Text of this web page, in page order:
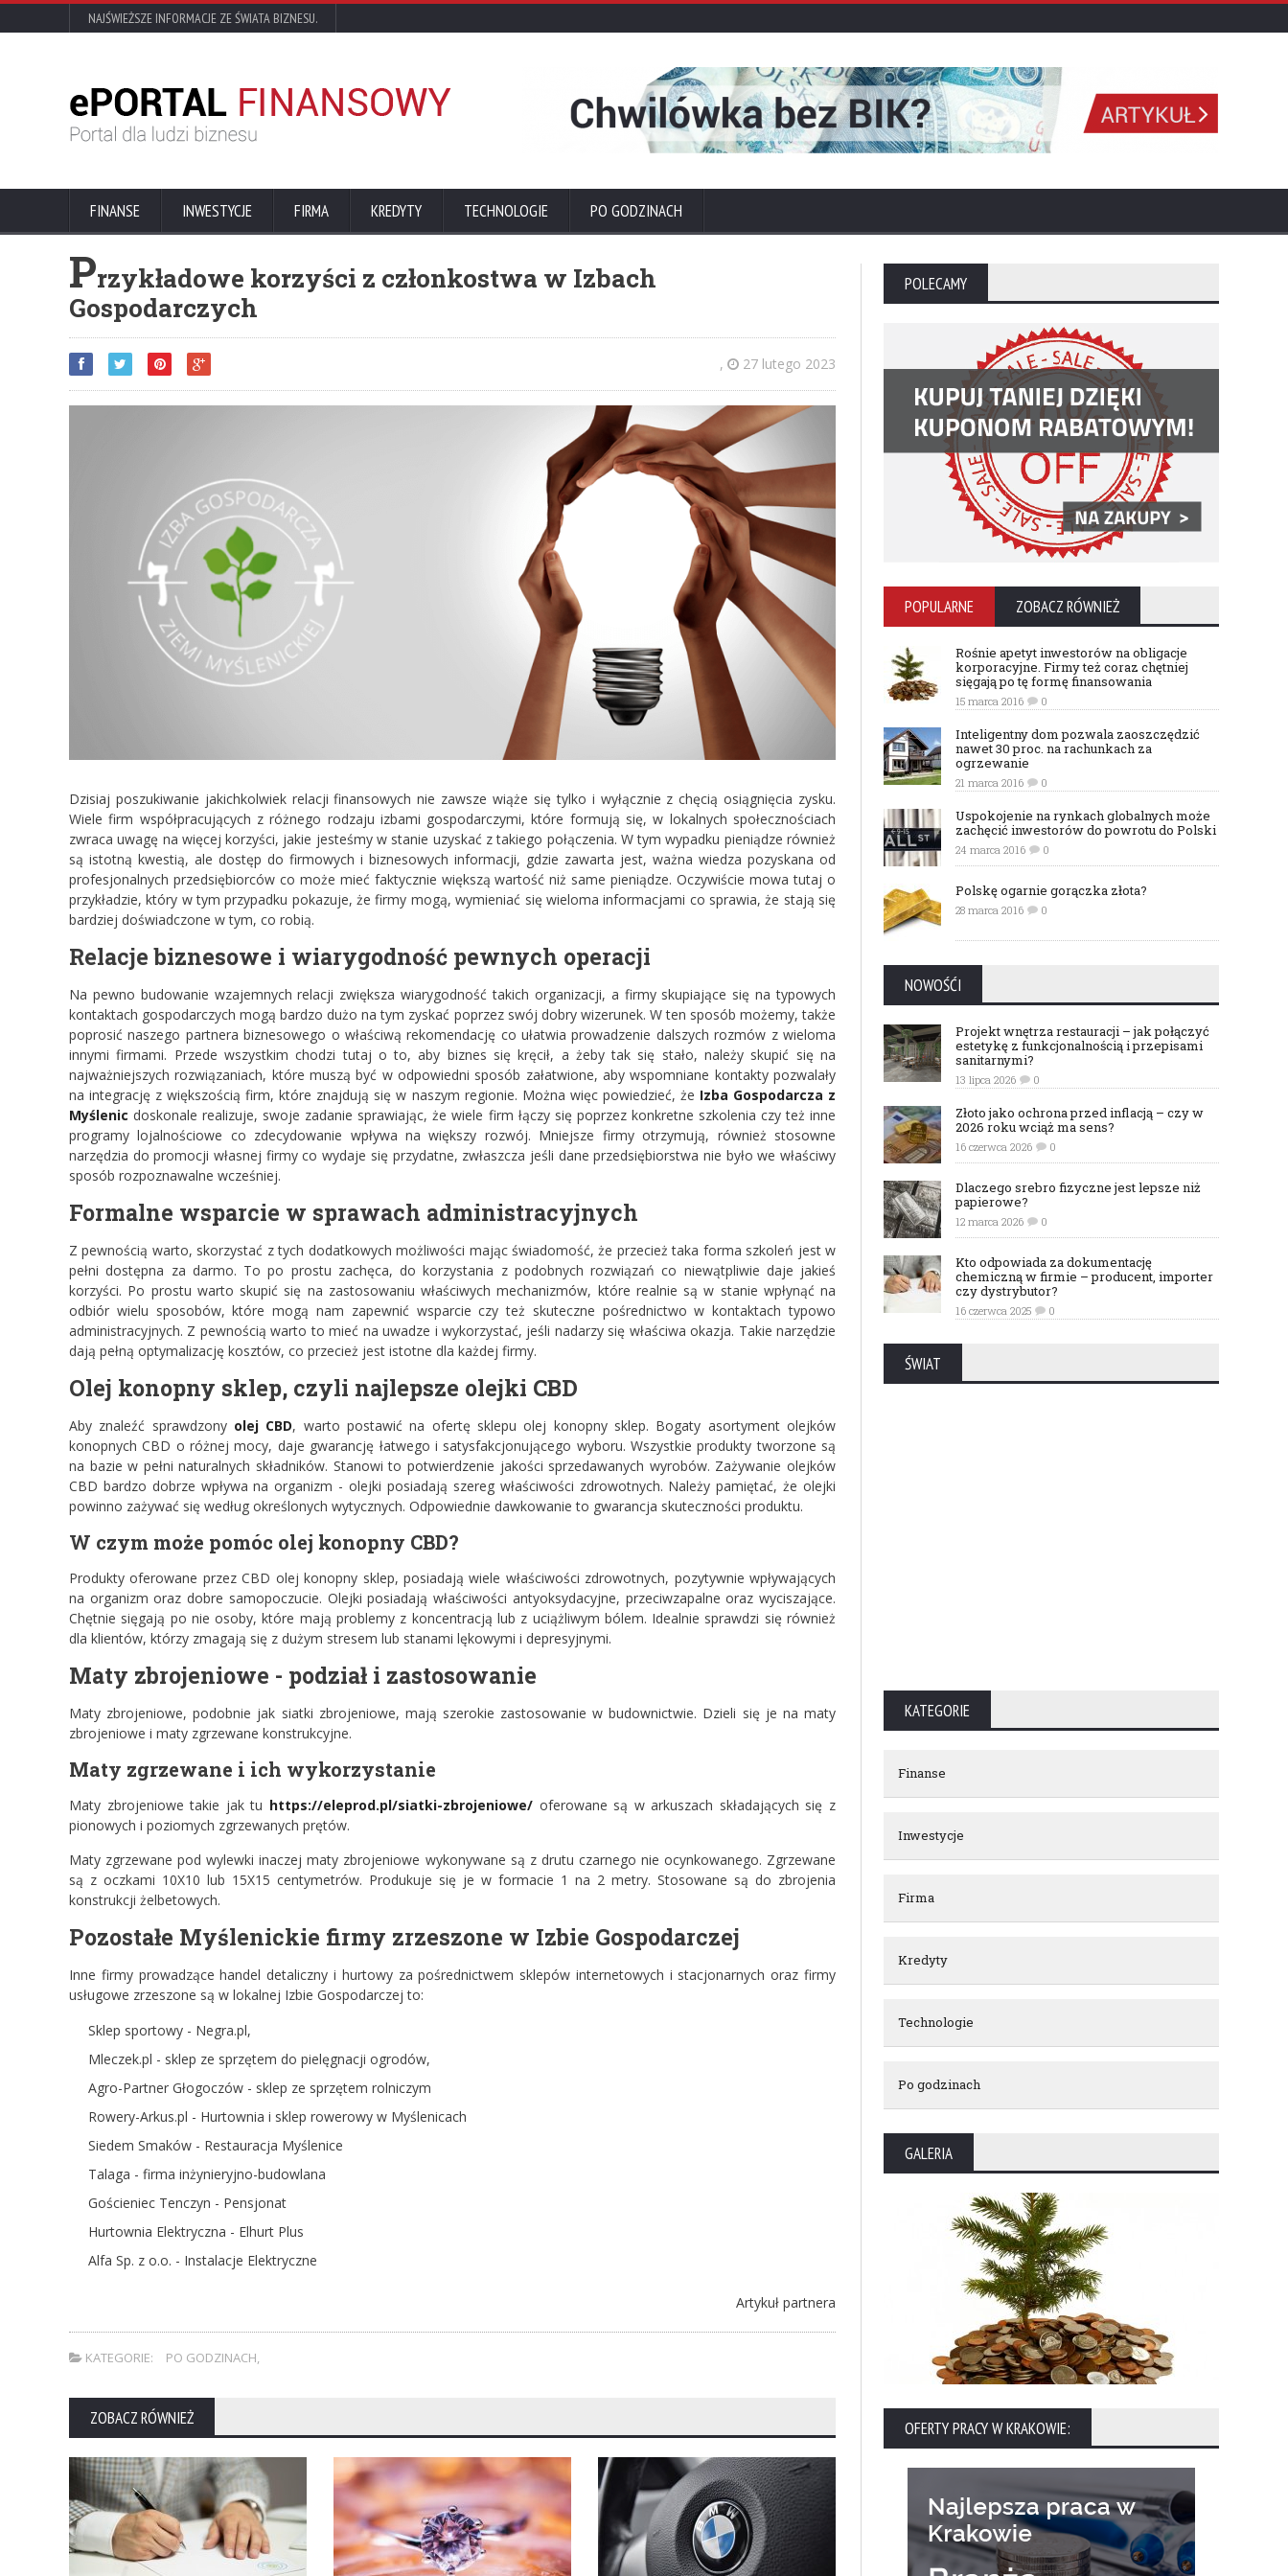
NAJŚWIEŻSZE INFORMACJE ZE ŚWIATA BIZNESU.
FINANSE INWESTYCJE FIRMA KREDYTY TECHNOLOGIE PO GODZINACH
Przykładowe korzyści z członkostwa w Izbach
Gospodarczych
, 27 lutego 2023
Dzisiaj poszukiwanie jakichkolwiek relacji finansowych nie zawsze wiąże się tylko i wyłącznie z chęcią osiągnięcia zysku.
Wiele firm współpracujących z różnego rodzaju izbami gospodarczymi, które formują się, w lokalnych społecznościach
zwraca uwagę na więcej korzyści, jakie jesteśmy w stanie uzyskać z takiego połączenia. W tym wypadku pieniądze również
są istotną kwestią, ale dostęp do firmowych i biznesowych informacji, gdzie zawarta jest, ważna wiedza pozyskana od
profesjonalnych przedsiębiorców co może mieć faktycznie większą wartość niż same pieniądze. Oczywiście mowa tutaj o
przykładzie, który w tym przypadku pokazuje, że firmy mogą, wymieniać się wieloma informacjami co sprawia, że stają się
bardziej doświadczone w tym, co robią.
Relacje biznesowe i wiarygodność pewnych operacji
Na pewno budowanie wzajemnych relacji zwiększa wiarygodność takich organizacji, a firmy skupiające się na typowych
kontaktach gospodarczych mogą bardzo dużo na tym zyskać poprzez swój dobry wizerunek. W ten sposób możemy, także
poprosić naszego partnera biznesowego o właściwą rekomendację co ułatwia prowadzenie dalszych rozmów z wieloma
innymi firmami. Przede wszystkim chodzi tutaj o to, aby biznes się kręcił, a żeby tak się stało, należy skupić się na
najważniejszych rozwiązaniach, które muszą być w odpowiedni sposób załatwione, aby wspomniane kontakty pozwalały
na integrację z większością firm, które znajdują się w naszym regionie. Można więc powiedzieć, że Izba Gospodarcza z
Myślenic doskonale realizuje, swoje zadanie sprawiając, że wiele firm łączy się poprzez konkretne szkolenia czy też inne
programy lojalnościowe co zdecydowanie wpływa na większy rozwój. Mniejsze firmy otrzymują, również stosowne
narzędzia do promocji własnej firmy co wydaje się przydatne, zwłaszcza jeśli dane przedsiębiorstwa nie było we właściwy
sposób rozpoznawalne wcześniej.
Formalne wsparcie w sprawach administracyjnych
Z pewnością warto, skorzystać z tych dodatkowych możliwości mając świadomość, że przecież taka forma szkoleń jest w
pełni dostępna za darmo. To po prostu zachęca, do korzystania z podobnych rozwiązań co niewątpliwie daje jakieś
korzyści. Po prostu warto skupić się na zastosowaniu właściwych mechanizmów, które realnie są w stanie wpłynąć na
odbiór wielu sposobów, które mogą nam zapewnić wsparcie czy też skuteczne pośrednictwo w kontaktach typowo
administracyjnych. Z pewnością warto to mieć na uwadze i wykorzystać, jeśli nadarzy się właściwa okazja. Takie narzędzie
dają pełną optymalizację kosztów, co przecież jest istotne dla każdej firmy.
Olej konopny sklep, czyli najlepsze olejki CBD
Aby znaleźć sprawdzony olej CBD, warto postawić na ofertę sklepu olej konopny sklep. Bogaty asortyment olejków
konopnych CBD o różnej mocy, daje gwarancję łatwego i satysfakcjonującego wyboru. Wszystkie produkty tworzone są
na bazie w pełni naturalnych składników. Stanowi to potwierdzenie jakości sprzedawanych wyrobów. Zażywanie olejków
CBD bardzo dobrze wpływa na organizm - olejki posiadają szereg właściwości zdrowotnych. Należy pamiętać, że olejki
powinno zażywać się według określonych wytycznych. Odpowiednie dawkowanie to gwarancja skuteczności produktu.
W czym może pomóc olej konopny CBD?
Produkty oferowane przez CBD olej konopny sklep, posiadają wiele właściwości zdrowotnych, pozytywnie wpływających
na organizm oraz dobre samopoczucie. Olejki posiadają właściwości antyoksydacyjne, przeciwzapalne oraz wyciszające.
Chętnie sięgają po nie osoby, które mają problemy z koncentracją lub z uciążliwym bólem. Idealnie sprawdzi się również
dla klientów, którzy zmagają się z dużym stresem lub stanami lękowymi i depresyjnymi.
Maty zbrojeniowe - podział i zastosowanie
Maty zbrojeniowe, podobnie jak siatki zbrojeniowe, mają szerokie zastosowanie w budownictwie. Dzieli się je na maty
zbrojeniowe i maty zgrzewane konstrukcyjne.
Maty zgrzewane i ich wykorzystanie
Maty zbrojeniowe takie jak tu https://eleprod.pl/siatki-zbrojeniowe/oferowane są w arkuszach składających się z
pionowych i poziomych zgrzewanych prętów.
Maty zgrzewane pod wylewki inaczej maty zbrojeniowe wykonywane są z drutu czarnego nie ocynkowanego. Zgrzewane
są z oczkami 10X10 lub 15X15 centymetrów. Produkuje się je w formacie 1 na 2 metry. Stosowane są do zbrojenia
konstrukcji żelbetowych.
Pozostałe Myślenickie firmy zrzeszone w Izbie Gospodarczej
Inne firmy prowadzące handel detaliczny i hurtowy za pośrednictwem sklepów internetowych i stacjonarnych oraz firmy
usługowe zrzeszone są w lokalnej Izbie Gospodarczej to:
Sklep sportowy - Negra.pl,
Mleczek.pl - sklep ze sprzętem do pielęgnacji ogrodów,
Agro-Partner Głogoczów - sklep ze sprzętem rolniczym
Rowery-Arkus.pl - Hurtownia i sklep rowerowy w Myślenicach
Siedem Smaków - Restauracja Myślenice
Talaga - firma inżynieryjno-budowlana
Gościeniec Tenczyn - Pensjonat
Hurtownia Elektryczna - Elhurt Plus
Alfa Sp. z o.o. - Instalacje Elektryczne
Artykuł partnera
KATEGORIE: PO GODZINACH,
ZOBACZ RÓWNIEŻ
POLECAMY
POPULARNE ZOBACZ RÓWNIEŻ
Rośnie apetyt inwestorów na obligacje
korporacyjne. Firmy też coraz chętniej
sięgają po tę formę finansowania
15 marca 2016 0
Inteligentny dom pozwala zaoszczędzić
nawet 30 proc. na rachunkach za
ogrzewanie
21 marca 2016 0
Uspokojenie na rynkach globalnych może
zachęcić inwestorów do powrotu do Polski
24 marca 2016 0
Polskę ogarnie gorączka złota?
28 marca 2016 0
NOWOŚĆI
Projekt wnętrza restauracji – jak połączyć
estetykę z funkcjonalnością i przepisami
sanitarnymi?
13 lipca 2026 0
Złoto jako ochrona przed inflacją – czy w
2026 roku wciąż ma sens?
16 czerwca 2026 0
Dlaczego srebro fizyczne jest lepsze niż
papierowe?
12 marca 2026 0
Kto odpowiada za dokumentację
chemiczną w firmie – producent, importer
czy dystrybutor?
16 czerwca 2025 0
ŚWIAT
KATEGORIE
Finanse
Inwestycje
Firma
Kredyty
Technologie
Po godzinach
GALERIA
OFERTY PRACY W KRAKOWIE: